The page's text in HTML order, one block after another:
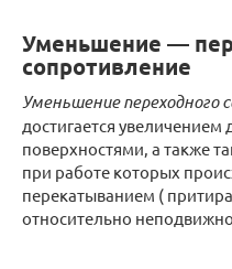
Уменьшение —
сопротивление
Уменьшение переходного
достигается
поверхностями, а также
при работе которых
перекатыванием (
относительно